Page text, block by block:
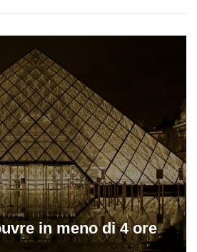
in meno di 4 ore